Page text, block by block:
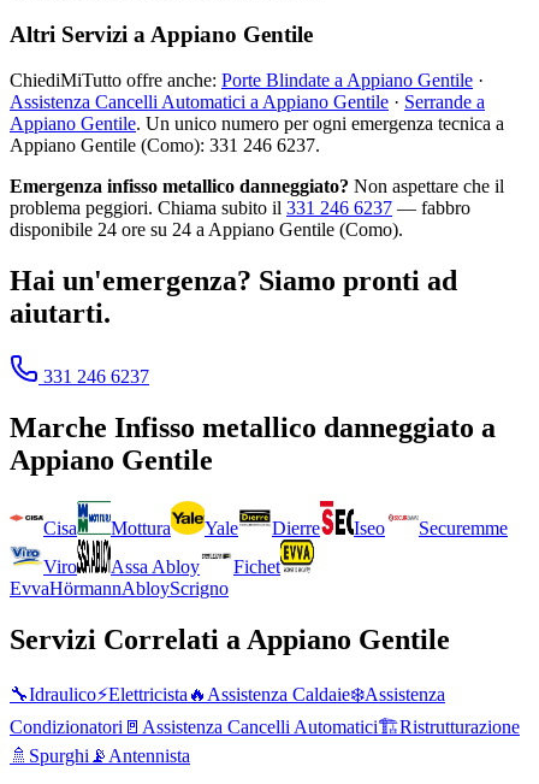
Altri Servizi a Appiano Gentile
ChiediMiTutto offre anche: Porte Blindate a Appiano Gentile ·
Assistenza Cancelli Automatici a Appiano Gentile · Serrande a
Appiano Gentile. Un unico numero per ogni emergenza tecnica a
Appiano Gentile (Como): 331 246 6237.
Emergenza infisso metallico danneggiato? Non aspettare che il
problema peggiori. Chiama subito il 331 246 6237 — fabbro
disponibile 24 ore su 24 a Appiano Gentile (Como).
Hai un'emergenza? Siamo pronti ad
aiutarti.
331 246 6237
Marche Infisso metallico danneggiato a
Appiano Gentile
Cisa Mottura Yale Dierre Iseo
Securemme
Viro
Assa Abloy
Fichet
EvvaHörmannAbloyScrigno
Servizi Correlati a Appiano Gentile
🔧Idraulico⚡Elettricista 🔥 Assistenza Caldaie❄️Assistenza
Condizionatori 🚪 Assistenza Cancelli Automatici🏗️Ristrutturazione
🚿 Spurghi 📡 Antennista